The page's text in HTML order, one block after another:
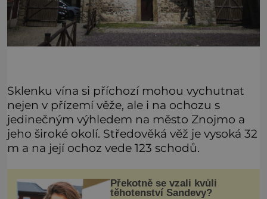
Sklenku vína si příchozí mohou vychutnat
nejen v přízemí věže, ale i na ochozu s
jedinečným výhledem na město Znojmo a
jeho široké okolí. Středověká věž je vysoká 32
m a na její ochoz vede 123 schodů.
Překotně se vzali kvůli
těhotenství Sandevy?